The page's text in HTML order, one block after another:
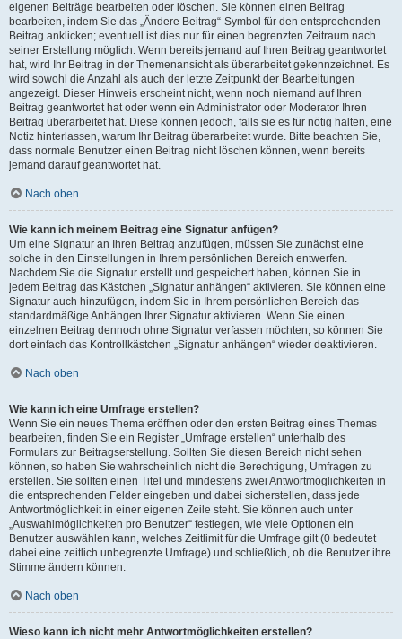
eigenen Beiträge bearbeiten oder löschen. Sie können einen Beitrag
bearbeiten, indem Sie das „Ändere Beitrag“-Symbol für den entsprechenden
Beitrag anklicken; eventuell ist dies nur für einen begrenzten Zeitraum nach
seiner Erstellung möglich. Wenn bereits jemand auf Ihren Beitrag geantwortet
hat, wird Ihr Beitrag in der Themenansicht als überarbeitet gekennzeichnet. Es
wird sowohl die Anzahl als auch der letzte Zeitpunkt der Bearbeitungen
angezeigt. Dieser Hinweis erscheint nicht, wenn noch niemand auf Ihren
Beitrag geantwortet hat oder wenn ein Administrator oder Moderator Ihren
Beitrag überarbeitet hat. Diese können jedoch, falls sie es für nötig halten, eine
Notiz hinterlassen, warum Ihr Beitrag überarbeitet wurde. Bitte beachten Sie,
dass normale Benutzer einen Beitrag nicht löschen können, wenn bereits
jemand darauf geantwortet hat.
Nach oben
Wie kann ich meinem Beitrag eine Signatur anfügen?
Um eine Signatur an Ihren Beitrag anzufügen, müssen Sie zunächst eine
solche in den Einstellungen in Ihrem persönlichen Bereich entwerfen.
Nachdem Sie die Signatur erstellt und gespeichert haben, können Sie in
jedem Beitrag das Kästchen „Signatur anhängen“ aktivieren. Sie können eine
Signatur auch hinzufügen, indem Sie in Ihrem persönlichen Bereich das
standardmäßige Anhängen Ihrer Signatur aktivieren. Wenn Sie einen
einzelnen Beitrag dennoch ohne Signatur verfassen möchten, so können Sie
dort einfach das Kontrollkästchen „Signatur anhängen“ wieder deaktivieren.
Nach oben
Wie kann ich eine Umfrage erstellen?
Wenn Sie ein neues Thema eröffnen oder den ersten Beitrag eines Themas
bearbeiten, finden Sie ein Register „Umfrage erstellen“ unterhalb des
Formulars zur Beitragserstellung. Sollten Sie diesen Bereich nicht sehen
können, so haben Sie wahrscheinlich nicht die Berechtigung, Umfragen zu
erstellen. Sie sollten einen Titel und mindestens zwei Antwortmöglichkeiten in
die entsprechenden Felder eingeben und dabei sicherstellen, dass jede
Antwortmöglichkeit in einer eigenen Zeile steht. Sie können auch unter
„Auswahlmöglichkeiten pro Benutzer“ festlegen, wie viele Optionen ein
Benutzer auswählen kann, welches Zeitlimit für die Umfrage gilt (0 bedeutet
dabei eine zeitlich unbegrenzte Umfrage) und schließlich, ob die Benutzer ihre
Stimme ändern können.
Nach oben
Wieso kann ich nicht mehr Antwortmöglichkeiten erstellen?